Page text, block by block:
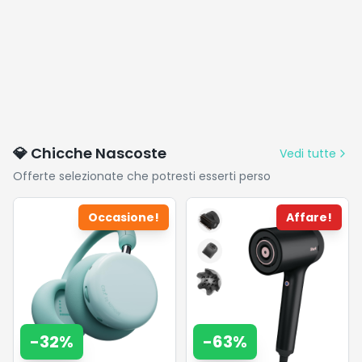
💎 Chicche Nascoste
Vedi tutte
Offerte selezionate che potresti esserti perso
Occasione!
-32%
Affare!
-63%